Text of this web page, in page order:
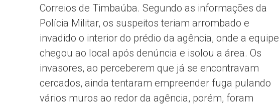
Correios de Timbaúba. Segundo as informações da
Polícia Militar, os suspeitos teriam arrombado e
invadido o interior do prédio da agência, onde a equipe
chegou ao local após denúncia e isolou a área. Os
invasores, ao perceberem que já se encontravam
cercados, ainda tentaram empreender fuga pulando
vários muros ao redor da agência, porém, foram